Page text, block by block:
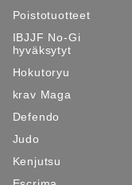
Poistotuotteet
IBJJF No-Gi
hyväksytyt
Hokutoryu
krav Maga
Defendo
Judo
Kenjutsu